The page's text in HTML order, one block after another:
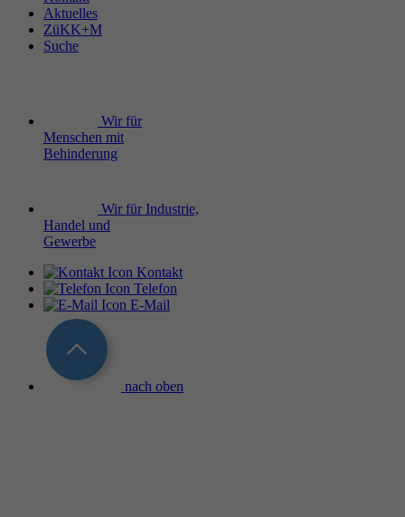
Aktuelles
ZüKK+M
Suche
Wir für
Menschen mit
Behinderung
Wir für Industrie,
Handel und
Gewerbe
Kontakt
Telefon
E-Mail
nach oben